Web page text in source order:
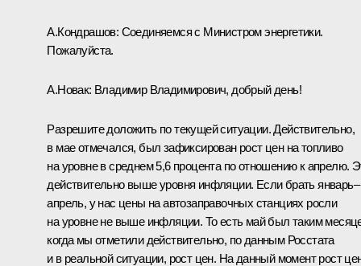
А.Кондрашов: Соединяемся с Министром энергетики.
Пожалуйста.
А.Новак: Владимир Владимирович, добрый день!
Разрешите доложить по текущей ситуации. Действительно,
в мае отмечался, был зафиксирован рост цен на топливо
на уровне в среднем 5,6 процента по отношению к апрелю.
действительно выше уровня инфляции. Если брать январь–
апрель, у нас цены на автозаправочных станциях росли
на уровне не выше инфляции. То есть май был таким
когда мы отметили действительно, по данным Росстата
и в реальной ситуации, рост цен. На данный момент рост